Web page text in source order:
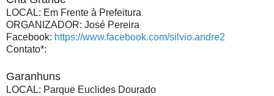
LOCAL: Em Frente à Prefeitura
ORGANIZADOR: José Pereira
Facebook: https://www.facebook.com/silvio.andre2
Contato*:
Garanhuns
LOCAL: Parque Euclides Dourado